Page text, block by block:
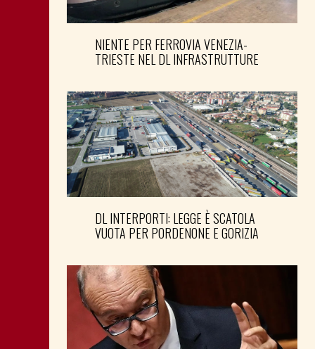
NIENTE PER FERROVIA VENEZIA-
TRIESTE NEL DL INFRASTRUTTURE
DL INTERPORTI: LEGGE È SCATOLA
VUOTA PER PORDENONE E GORIZIA